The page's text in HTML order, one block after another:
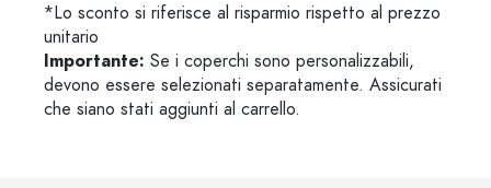
*Lo sconto si riferisce al risparmio rispetto al prezzo
unitario
Importante: Se i coperchi sono personalizzabili,
devono essere selezionati separatamente. Assicurati
che siano stati aggiunti al carrello.